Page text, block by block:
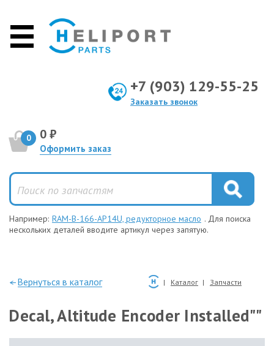
+7 (903) 129-55-25
Заказать звонок
0 0 ₽
Оформить заказ
Например: RAM-B-166-AP14U, редукторное масло . Для поиска
нескольких деталей вводите артикул через запятую.
—Вернуться в каталог Каталог Запчасти
Decal, Altitude Encoder Installed""